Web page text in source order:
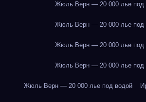
Жюль Верн — 20 000 лье под
Жюль Верн — 20 000 лье под
Жюль Верн — 20 000 лье под
Жюль Верн — 20 000 лье под
Жюль Верн — 20 000 лье под водой